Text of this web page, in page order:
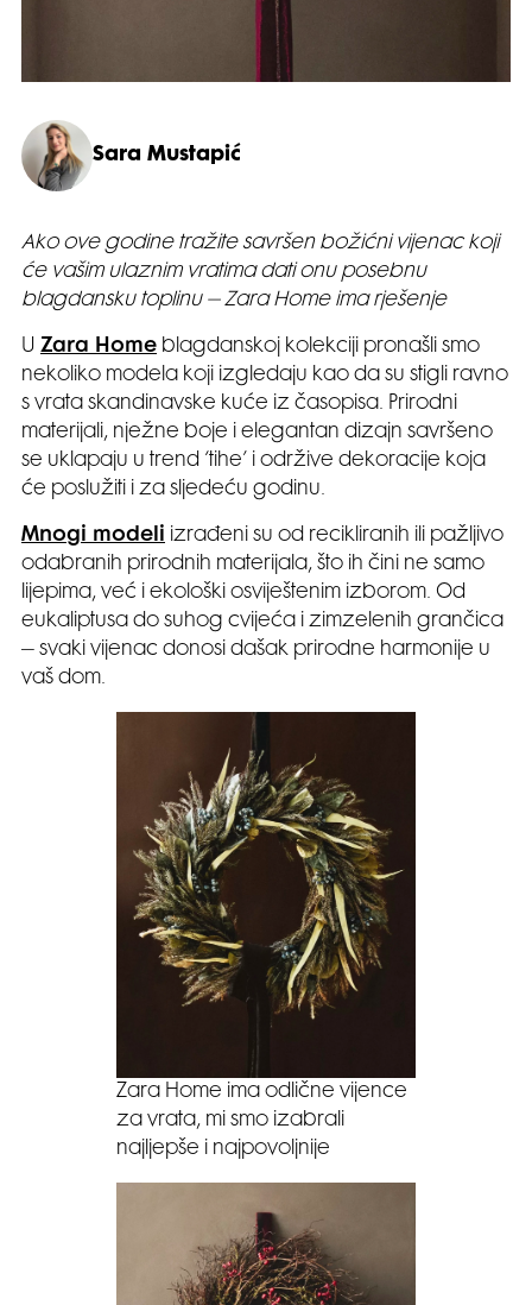
Sara Mustapić
Ako ove godine tražite savršen božićni vijenac koji
će vašim ulaznim vratima dati onu posebnu
blagdansku toplinu – Zara Home ima rješenje
U Zara Home blagdanskoj kolekciji pronašli smo
nekoliko modela koji izgledaju kao da su stigli ravno
s vrata skandinavske kuće iz časopisa. Prirodni
materijali, nježne boje i elegantan dizajn savršeno
se uklapaju u trend ‘tihe’ i održive dekoracije koja
će poslužiti i za sljedeću godinu.
Mnogi modeli
izrađeni su od recikliranih ili pažljivo
odabranih prirodnih materijala, što ih čini ne samo
lijepima, već i ekološki osviještenim izborom. Od
eukaliptusa do suhog cvijeća i zimzelenih grančica
– svaki vijenac donosi dašak prirodne harmonije u
vaš dom.
Zara Home ima odlične vijence
za vrata, mi smo izabrali
najljepše i najpovoljnije